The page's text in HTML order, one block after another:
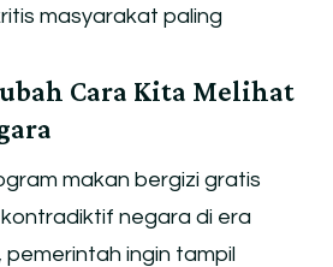
masyarakat paling
Cara Kita Melihat
makan bergizi gratis
negara di era
pemerintah ingin tampil